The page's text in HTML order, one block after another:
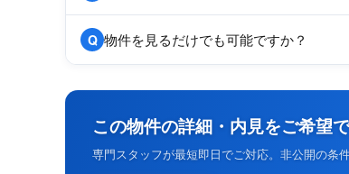
Q 物件を見るだけでも可能ですか？
この物件の詳細・内見をご希望
専門スタッフが最短即日でご対応。非公開の条